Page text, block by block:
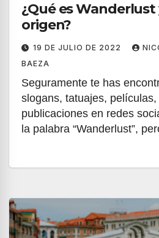
¿Qué es Wanderlust
origen?
19 DE JULIO DE 2022
BAEZA
Seguramente te has
slogans, tatuajes,
publicaciones en redes
la palabra “Wanderlust”,